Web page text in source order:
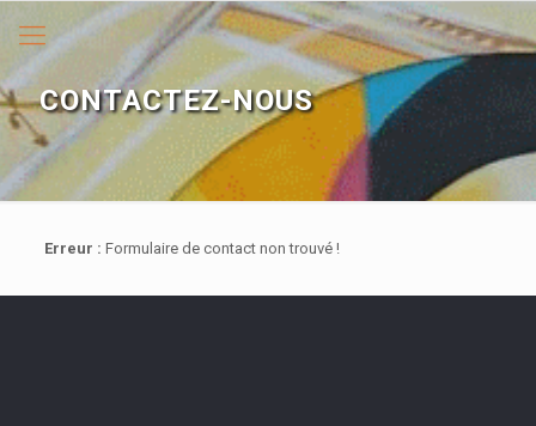
CONTACTEZ-NOUS
Erreur : Formulaire de contact non trouvé !